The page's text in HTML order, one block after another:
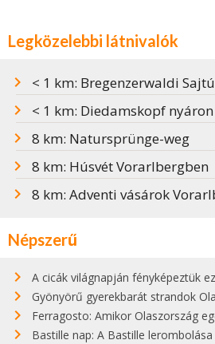
Legközelebbi látnivalók
< 1 km: Bregenzerwaldi
< 1 km: Diedamskopf nyáron
8 km: Natursprünge-weg
8 km: Húsvét Vorarlbergben
8 km: Adventi vásárok
Népszerű
A cicák világnapján fényképeztük ezt a bokor
Gyönyörű gyerekbarát strandok
Ferragosto: Amikor Olaszország
Bastille nap: A Bastille lerombolása az